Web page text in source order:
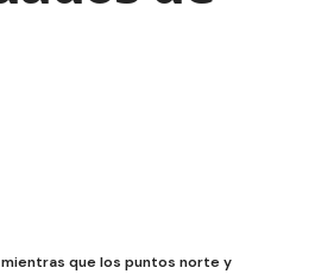
que los puntos norte y